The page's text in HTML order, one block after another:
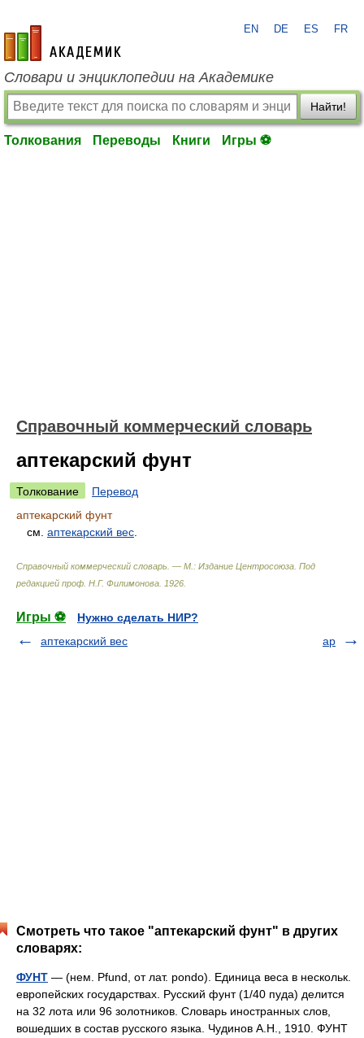
academic.ru
EN DE ES FR
Словари и энциклопедии на Академике
Найти!
Толкования Переводы Книги Игры ⚽
Справочный коммерческий словарь
аптекарский фунт
Толкование
Перевод
аптекарский фунт
см. аптекарский вес
Справочный коммерческий словарь. — М.: Издание Центросоюза Под
редакцией проф. Н.Г. Филимонова 1926
Игры ⚽
Нужно сделать НИР?
аптекарский вес
ар
Смотреть что такое "аптекарский фунт" в других
словарях:
ФУНТ — (нем. Pfund, от лат. pondo). Единица веса в нескольк.
европейских государствах. Русский фунт (1/40 пуда) делится
на 32 лота или 96 золотников. Словарь иностранных слов,
вошедших в состав русского языка. Чудинов А.Н., 1910. ФУНТ